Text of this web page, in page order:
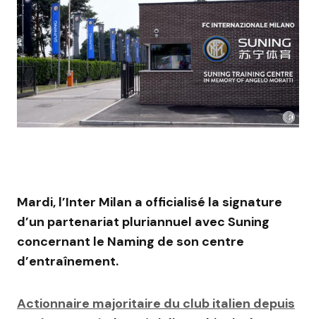
Mardi, l’Inter Milan a officialisé la signature
d’un partenariat pluriannuel avec Suning
concernant le Naming de son centre
d’entraînement.
Actionnaire majoritaire du club italien depuis